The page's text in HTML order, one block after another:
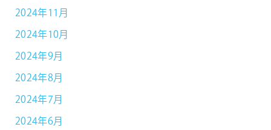
2024年11月
2024年10月
2024年9月
2024年8月
2024年7月
2024年6月